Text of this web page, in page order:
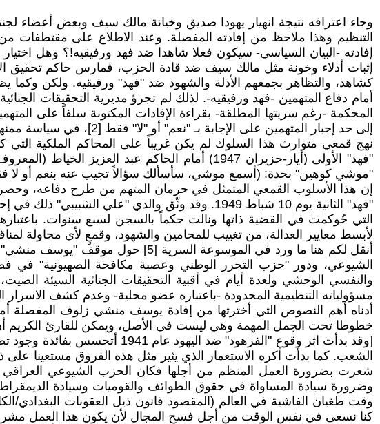
وجاء اعترافه نتيجة انهيار يهودا صديق وخيانة مالك سيف وبعض
التنظيم وهذا ملاحظ من إفادته المفصلة. وعند الاطلاع على مقتطفات
إفادته -البيان السياسي- سيكون فعلا شاهدا ضد فهد ورفيقيه!؟ وهل
إثبات أذلاء وخونة مثل مالك سيف ضد قادة الحزب، فمارس حاكم تحقيق
كشاهد، والتظاهر بجمعهم الأدلة والشهود ضد "فهد" ورفيقيه. ولكن وكما
أمام دفاع المتهمين -فهد ورفيقيه-. لذلك لم تجرؤ مديرية التحقيقات
المحكمة -رغم سريتها المطلقة- بقراءة الإفادات المكتوبة سلفاً على
إلى حد إجبار المتهمين على الإجابة بـ "نعم" أو "لا" فقط [2]، في سياسة ممنهجة لقتل أي منطق دفاعي.
نهج قمعي متوارث هذا السلوك لم يكن غريباً على المحاكم الملكية
"فهد" الأولى (أيار-حزيران 1947) أمام الحاكم
"موشي كوهين" بحدة: (أسمع موشي، سأسألك سؤالاً تجيب عنه بنعم أو لا فقط، ولا أسمح لك بغير
إن هذا الأسلوب القمعي المتمثل في حرمان المتهم من طرح دفاعه،
التي حُوكمت في القضية ذاتها ونالت حكماً بالسجن لسبع سنوات.
لأبسط معايير العدالة، من تغييب للمحامين والشهود، وقمعٍ لأي
أنقل لكم هنا ما ورد في الموسوعة
الشيوعي، ودور "حزب التحرر الوطني وعصبة مكافحة الصهيونية" في
والنفسي الوحشي ولعدة أيام في أقبية التحقيقات الجنائية السيئة
مسؤولياته التنظيمية المحدودة -باعتباره عضو محلية- وعدم كشف
أدناه أهم النصوص التي أخترتها من إفادة يوسف منشي زلوف المفصلة
خطوطا تحت الجمل المهمة وهي ليست في الأصل، ويمكن للقارئ الكريم أن
[وقد بدأت اثر وقوع "الفرهود"
الشعب. كما بدأت أكره الاستعمار الذي يثير مثل هذه الفروق مستعينا
شعرت بضرورة العمل المنظم من أجلها فكان الحزب الشيوعي العراقي
وضرورة سيادة المساواة في حقوق الطوائف والقوميات وسيادة
وقت طغيان الفاشية في العالم (المقصود قانون ذيل العقوبات البغدادي/
كنا نسعى في نفس الوقت من أجل فسح المجال لأن يكون هذا العمل مشروعا -